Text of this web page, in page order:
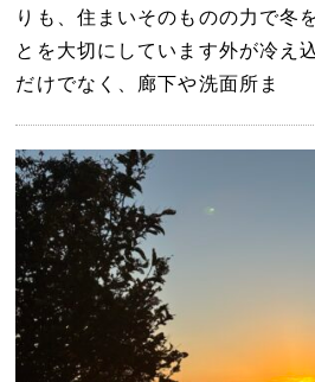
りも、住まいそのものの力で冬
とを大切にしています外が冷え
だけでなく、廊下や洗面所ま